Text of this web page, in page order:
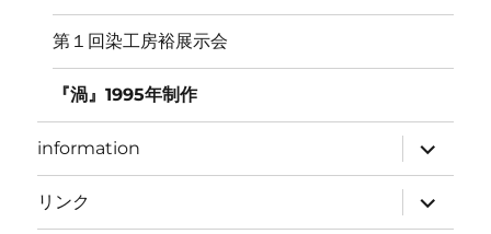
第１回染工房裕展示会
『渦』1995年制作
information
ブ
メ
ニ
ュ
ー
リンク
ブ